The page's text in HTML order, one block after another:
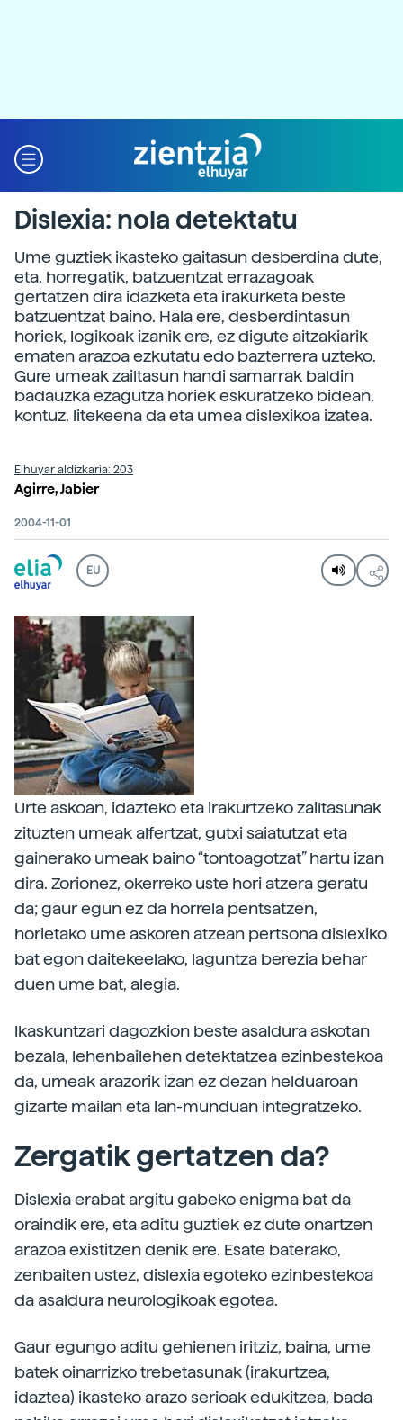
Dislexia: nola detektatu
Ume guztiek ikasteko gaitasun desberdina dute,
eta, horregatik, batzuentzat errazagoak
gertatzen dira idazketa eta irakurketa beste
batzuentzat baino. Hala ere, desberdintasun
horiek, logikoak izanik ere, ez digute aitzakiarik
ematen arazoa ezkutatu edo bazterrera uzteko.
Gure umeak zailtasun handi samarrak baldin
badauzka ezagutza horiek eskuratzeko bidean,
kontuz, litekeena da eta umea dislexikoa izatea.
Elhuyar aldizkaria: 203
Agirre, Jabier
2004-11-01
EU
Urte askoan, idazteko eta irakurtzeko zailtasunak
zituzten umeak alfertzat, gutxi saiatutzat eta
gainerako umeak baino “tontoagotzat” hartu izan
dira. Zorionez, okerreko uste hori atzera geratu
da; gaur egun ez da horrela pentsatzen,
horietako ume askoren atzean pertsona dislexiko
bat egon daitekeelako, laguntza berezia behar
duen ume bat, alegia.
Ikaskuntzari dagozkion beste asaldura askotan
bezala, lehenbailehen detektatzea ezinbestekoa
da, umeak arazorik izan ez dezan helduaroan
gizarte mailan eta lan-munduan integratzeko.
Zergatik gertatzen da?
Dislexia erabat argitu gabeko enigma bat da
oraindik ere, eta aditu guztiek ez dute onartzen
arazoa existitzen denik ere. Esate baterako,
zenbaiten ustez, dislexia egoteko ezinbestekoa
da asaldura neurologikoak egotea.
Gaur egungo aditu gehienen iritziz, baina, ume
batek oinarrizko trebetasunak (irakurtzea,
idaztea) ikasteko arazo serioak edukitzea, bada